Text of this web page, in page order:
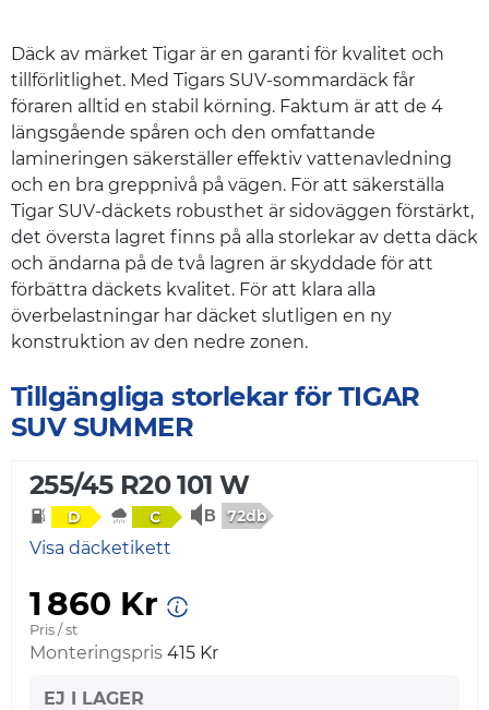
Däck av märket Tigar är en garanti för kvalitet och
tillförlitlighet. Med Tigars SUV-sommardäck får
föraren alltid en stabil körning. Faktum är att de 4
längsgående spåren och den omfattande
lamineringen säkerställer effektiv vattenavledning
och en bra greppnivå på vägen. För att säkerställa
Tigar SUV-däckets robusthet är sidoväggen förstärkt,
det översta lagret finns på alla storlekar av detta däck
och ändarna på de två lagren är skyddade för att
förbättra däckets kvalitet. För att klara alla
överbelastningar har däcket slutligen en ny
konstruktion av den nedre zonen.
Tillgängliga storlekar för TIGAR
SUV SUMMER
255/45 R20 101 W
D C 72db
Visa däcketikett
1 860 Kr
Pris / st
Monteringspris 415 Kr
EJ I LAGER